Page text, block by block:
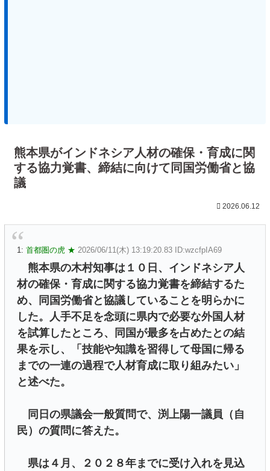
熊本県がインドネシア人材の確保・育成に関
する協力覚書、締結に向けて同国労働省と協
議
2026.06.12
1: 首都圏の虎 ★ 2026/06/11(木) 13:19:20.83 ID:wzcfpIA69
熊本県の木村知事は１０日、インドネシア人
材の確保・育成に関する協力覚書を締結するた
め、同国労働省と協議していることを明らかに
した。人手不足を念頭に県内で必要な外国人材
を試算したところ、同国が最多を占めたとの結
果を示し、「技能や知識を習得して母国に帰る
までの一連の過程で人材育成に取り組みたい」
と述べた。
同日の県議会一般質問で、渕上陽一議員（自
民）の質問に答えた。
県は４月、２０２８年までに受け入れを見込